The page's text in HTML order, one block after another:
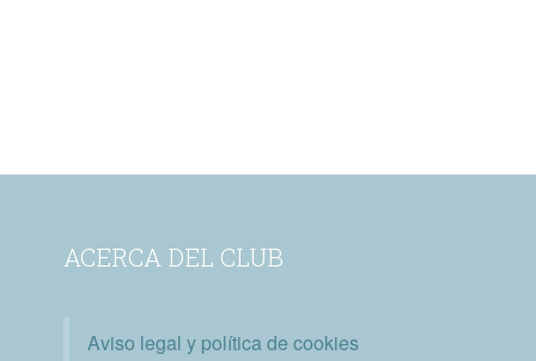
ACERCA DEL CLUB
Aviso legal y política de cookies